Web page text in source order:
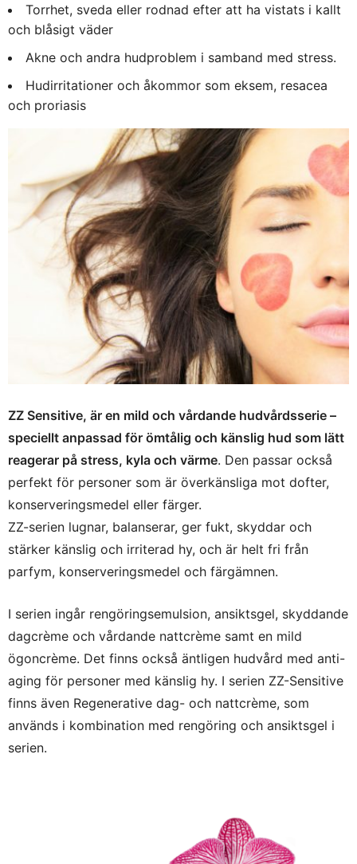
Torrhet, sveda eller rodnad efter att ha vistats i kallt
och blåsigt väder
Akne och andra hudproblem i samband med stress.
Hudirritationer och åkommor som eksem, resacea
och proriasis
ZZ Sensitive, är en mild och vårdande hudvårdsserie –
speciellt anpassad för ömtålig och känslig hud som lätt
reagerar på stress, kyla och värme. Den passar också
perfekt för personer som är överkänsliga mot dofter,
konserveringsmedel eller färger.
ZZ-serien lugnar, balanserar, ger fukt, skyddar och
stärker känslig och irriterad hy, och är helt fri från
parfym, konserveringsmedel och färgämnen.
I serien ingår rengöringsemulsion, ansiktsgel, skyddande
dagcrème och vårdande nattcrème samt en mild
ögoncrème. Det finns också äntligen hudvård med anti-
aging för personer med känslig hy. I serien ZZ-Sensitive
finns även Regenerative dag- och nattcrème, som
används i kombination med rengöring och ansiktsgel i
serien.